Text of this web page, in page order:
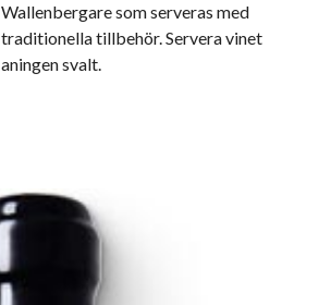
Wallenbergare som serveras med
traditionella tillbehör. Servera vinet
aningen svalt.